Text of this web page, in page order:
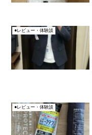
●レビュー・体験談
●レビュー・体験談